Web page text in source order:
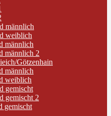
männlich
weiblich
männlich
männlich 2
Götzenhain
männlich
weiblich
gemischt
gemischt 2
gemischt